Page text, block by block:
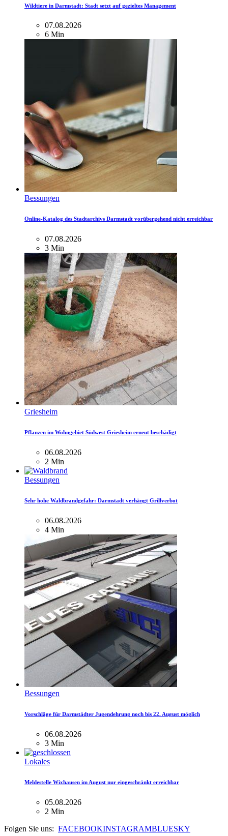
Wildtiere in Darmstadt: Stadt setzt auf gezieltes Management
07.08.2026
6 Min
Bessungen
Online-Katalog des Stadtarchivs Darmstadt vorübergehend nicht erreichbar
07.08.2026
3 Min
Griesheim
Pflanzen im Wohngebiet Südwest Griesheim erneut beschädigt
06.08.2026
2 Min
Bessungen
Sehr hohe Waldbrandgefahr: Darmstadt verhängt Grillverbot
06.08.2026
4 Min
Bessungen
Vorschläge für Darmstädter Jugendehrung noch bis 22. August möglich
06.08.2026
3 Min
Lokales
Meldestelle Wixhausen im August nur eingeschränkt erreichbar
05.08.2026
2 Min
Folgen Sie uns: FACEBOOKINSTAGRAMBLUESKY